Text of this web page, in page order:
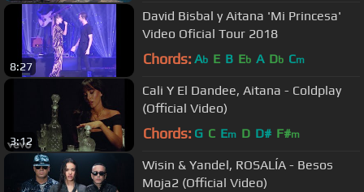
8:27
David Bisbal y Aitana 'Mi Princesa'
Video Oficial Tour 2018
Chords: Ab E B Eb A Db Cm
3:12
Cali Y El Dandee, Aitana - Coldplay
(Official Video)
Chords: G C Em D D# F#m
Wisin & Yandel, ROSALÍA - Besos
Moja2 (Official Video)